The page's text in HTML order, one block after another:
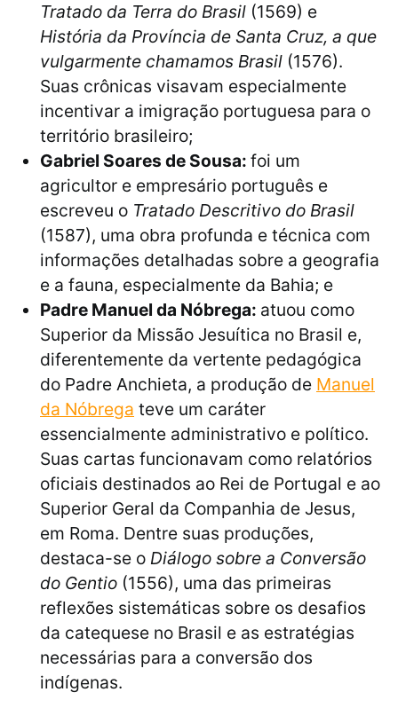
Tratado da Terra do Brasil (1569) e
História da Província de Santa Cruz, a que
vulgarmente chamamos Brasil (1576).
Suas crônicas visavam especialmente
incentivar a imigração portuguesa para o
território brasileiro;
Gabriel Soares de Sousa: foi um
agricultor e empresário português e
escreveu o Tratado Descritivo do Brasil
(1587), uma obra profunda e técnica com
informações detalhadas sobre a geografia
e a fauna, especialmente da Bahia; e
Padre Manuel da Nóbrega: atuou como
Superior da Missão Jesuítica no Brasil e,
diferentemente da vertente pedagógica
do Padre Anchieta, a produção de Manuel
da Nóbrega teve um caráter
essencialmente administrativo e político.
Suas cartas funcionavam como relatórios
oficiais destinados ao Rei de Portugal e ao
Superior Geral da Companhia de Jesus,
em Roma. Dentre suas produções,
destaca-se o Diálogo sobre a Conversão
do Gentio (1556), uma das primeiras
reflexões sistemáticas sobre os desafios
da catequese no Brasil e as estratégias
necessárias para a conversão dos
indígenas.